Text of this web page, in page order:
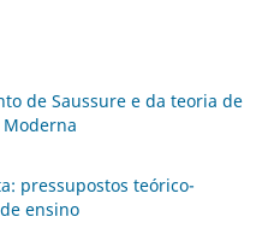
de Saussure e da teoria de
pressupostos teórico-
ensino